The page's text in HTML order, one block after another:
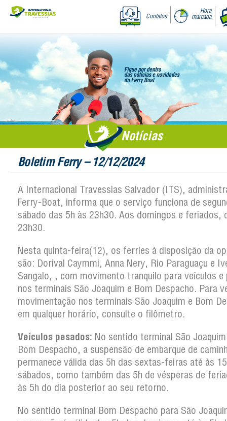
Contatos
Hora
marcada
Notícias
Boletim Ferry – 12/12/2024
A Internacional Travessias Salvador (ITS),
Ferry-Boat, informa que o serviço funciona de
sábado das 5h às 23h30. Aos domingos e feriados,
23h30.
Nesta quinta-feira(12), os ferries à disposição da
são: Dorival Caymmi, Anna Nery, Rio Paraguaçu e
Sangalo, , com movimento tranquilo para veículos
nos terminais São Joaquim e Bom Despacho. Para
movimentação nos terminais São Joaquim e Bom
em qualquer horário, consulte o filômetro.
Veículos pesados: No sentido terminal São
Bom Despacho, a suspensão de embarque de
permanece válida das 5h das sextas-feiras até às
sábados, como também das 5h de vésperas de
às 5h do dia posterior ao seu retorno.
No sentido terminal Bom Despacho para São